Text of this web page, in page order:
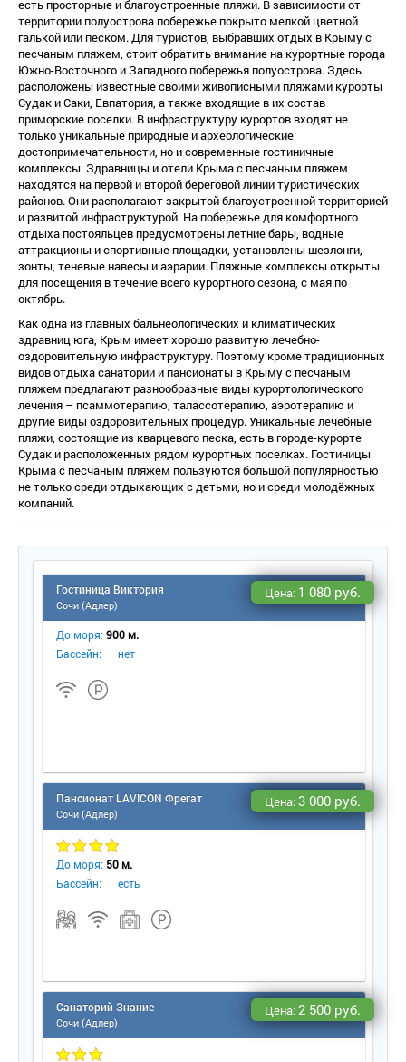
есть просторные и благоустроенные пляжи. В зависимости от
территории полуострова побережье покрыто мелкой цветной
алькой или песком. Для туристов, выбравших отдых в Крыму с
песчаным пляжем, стоит обратить внимание на курортные города
Южно-Восточного и Западного побережья полуострова. Здесь
расположены известные своими живописными пляжами курорты
Судак и Саки, Евпатория, а также входящие в их соста
приморские поселки. В инфраструктуру курортов входят не
только уникальные природные и археологические
достопримечательности, но и современные гостиничные
комплексы. Здравницы и отели Крыма с песчаным пляжем
находятся на первой и второй береговой линии туристических
районов. Они располагают закрытой благоустроенной территорией
и развитой инфраструктурой. На побережье для комфортного
отдыха постояльцев предусмотрены летние бары, водные
аттракционы и спортивные площадки, установлены шезлонги,
зонты, теневые навесы и аэрарии. Пляжные комплексы открыты
для посещения в течение всего курортного сезона, с мая по
октябрь.
Как одна из главных бальнеологических и климатических
здравниц юга, Крым имеет хорошо развитую лечебно-
оздоровительную инфраструктуру. Поэтому кроме традиционных
идов отдыха санатории и пансионаты в Крыму с песчаным
пляжем предлагают разнообразные виды курортологического
лечения – псаммотерапию, талассотерапию, аэротерапию и
другие виды оздоровительных процедур. Уникальные лечебные
пляжи, состоящие из кварцевого песка, есть в городе-курорте
Судак и расположенных рядом курортных поселках. Гостиницы
Крыма с песчаным пляжем пользуются большой популярностью
не только среди отдыхающих с детьми, но и среди молодёжных
компаний.
Гостиница Виктория
Сочи (Адлер)
Цена: 1 080 руб.
До моря: 900 м.
Бассейн:
нет
Пансионат LAVICON Фрегат
Сочи (Адлер)
Цена:3 000 руб.
До моря: 50 м.
Бассейн:
есть
Санаторий Знание
Сочи (Адлер)
Цена:2 500 руб.